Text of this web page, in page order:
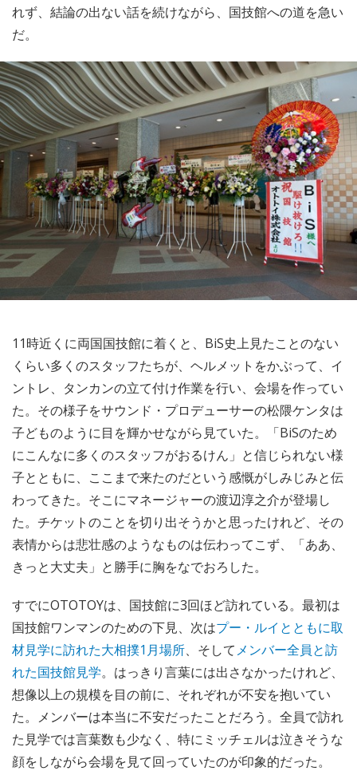
れず、結論の出ない話を続けながら、国技館への道を急い
だ。
11時近くに両国国技館に着くと、BiS史上見たことのない
くらい多くのスタッフたちが、ヘルメットをかぶって、イ
ントレ、タンカンの立て付け作業を行い、会場を作ってい
た。その様子をサウンド・プロデューサーの松隈ケンタは
子どものように目を輝かせながら見ていた。「BiSのため
にこんなに多くのスタッフがおるけん」と信じられない様
子とともに、ここまで来たのだという感慨がしみじみと伝
わってきた。そこにマネージャーの渡辺淳之介が登場し
た。チケットのことを切り出そうかと思ったけれど、その
表情からは悲壮感のようなものは伝わってこず、「ああ、
きっと大丈夫」と勝手に胸をなでおろした。
すでにOTOTOYは、国技館に3回ほど訪れている。最初は
国技館ワンマンのための下見、次はプー・ルイとともに取
材見学に訪れた大相撲1月場所、そしてメンバー全員と訪
れた国技館見学。はっきり言葉には出さなかったけれど、
想像以上の規模を目の前に、それぞれが不安を抱いてい
た。メンバーは本当に不安だったことだろう。全員で訪れ
た見学では言葉数も少なく、特にミッチェルは泣きそうな
顔をしながら会場を見て回っていたのが印象的だった。